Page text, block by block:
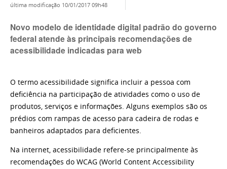
última modificação 10/01/2017 09h48
Novo modelo de identidade digital padrão do governo
federal atende às principais recomendações de
acessibilidade indicadas para web
O termo acessibilidade significa incluir a pessoa com
deficiência na participação de atividades como o uso de
produtos, serviços e informações. Alguns exemplos são os
prédios com rampas de acesso para cadeira de rodas e
banheiros adaptados para deficientes.
Na internet, acessibilidade refere-se principalmente às
recomendações do WCAG (World Content Accessibility